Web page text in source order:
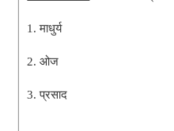
1. माधुर्य
2. ओज
3. प्रसाद